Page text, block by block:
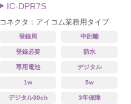
IC-DPR7S
コネクタ：アイコム業務用タイプ
登録局 中距離
登録必要 防水
専用電池 デジタル
1w 5w
デジタル30ch 3年保障